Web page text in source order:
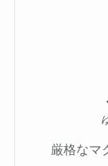
厳格なマ